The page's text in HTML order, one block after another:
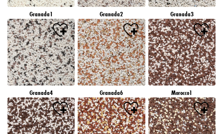
Granada1 Granada2 Granada3
Granada4 Granada6 Morocco1